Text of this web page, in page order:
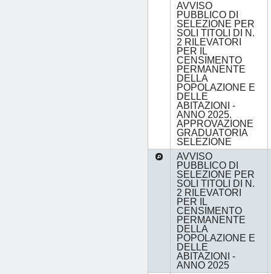
AVVISO
PUBBLICO DI
SELEZIONE PER
SOLI TITOLI DI N.
2 RILEVATORI
PER IL
CENSIMENTO
PERMANENTE
DELLA
POPOLAZIONE E
DELLE
ABITAZIONI -
ANNO 2025.
APPROVAZIONE
GRADUATORIA
SELEZIONE
AVVISO
PUBBLICO DI
SELEZIONE PER
SOLI TITOLI DI N.
2 RILEVATORI
PER IL
CENSIMENTO
PERMANENTE
DELLA
POPOLAZIONE E
DELLE
ABITAZIONI -
ANNO 2025